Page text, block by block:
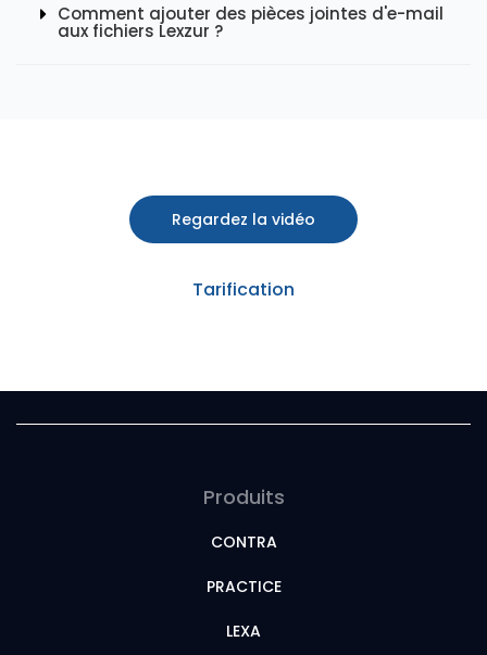
Comment ajouter des pièces jointes d'e-mail
aux fichiers Lexzur ?
Regardez la vidéo
Tarification
Produits
CONTRA
PRACTICE
LEXA